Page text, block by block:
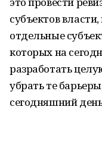
субъектов
отдельные
которых на
разработать
убрать те
сегодняшний